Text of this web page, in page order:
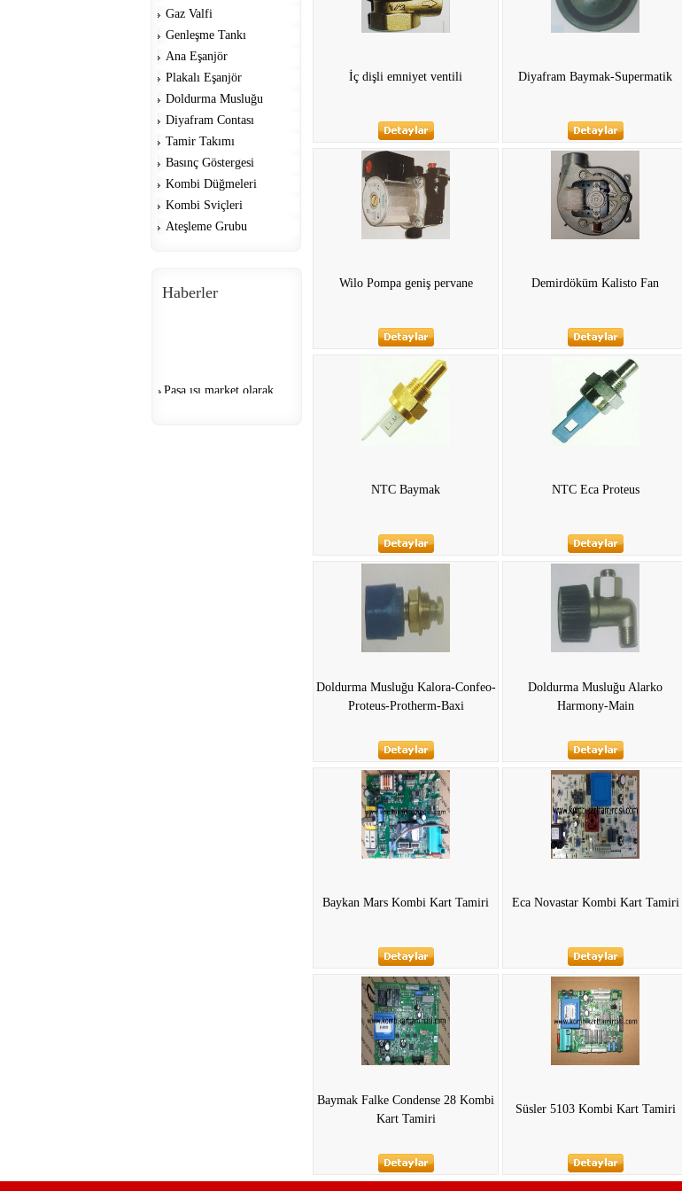
Gaz Valfi
Genleşme Tankı
Ana Eşanjör
Plakalı Eşanjör
Doldurma Musluğu
Diyafram Contası
Tamir Takımı
Basınç Göstergesi
Kombi Düğmeleri
Kombi Sviçleri
Ateşleme Grubu
Haberler
Paşa ısı market olarak...
İç dişli emniyet ventili Diyafram Baymak-Supermatik
Wilo Pompa geniş pervane Demirdöküm Kalisto Fan
NTC Baymak NTC Eca Proteus
Doldurma Musluğu Kalora-Confeo-
Proteus-Protherm-Baxi
Doldurma Musluğu Alarko
Harmony-Main
Baykan Mars Kombi Kart Tamiri Eca Novastar Kombi Kart Tamiri
Baymak Falke Condense 28 Kombi
Kart Tamiri
Süsler 5103 Kombi Kart Tamiri